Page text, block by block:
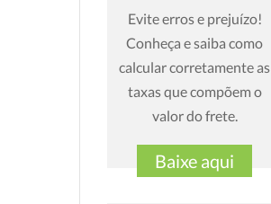
Evite erros e prejuízo!
Conheça e saiba como
calcular corretamente as
taxas que compõem o
valor do frete.
Baixe aqui